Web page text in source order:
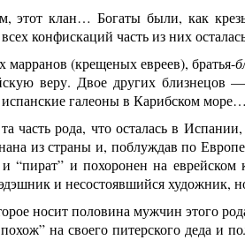
этот клан… Богаты были, как
конфискаций часть из них
марранов (крещеных евреев), братья-
веру. Двое других
галеоны в Карибском море…
часть рода, что осталась в
из страны и, поблуждав по
и “пират” и похоронен на
и несостоявшийся
носит половина мужчин этого
на своего питерского деда и